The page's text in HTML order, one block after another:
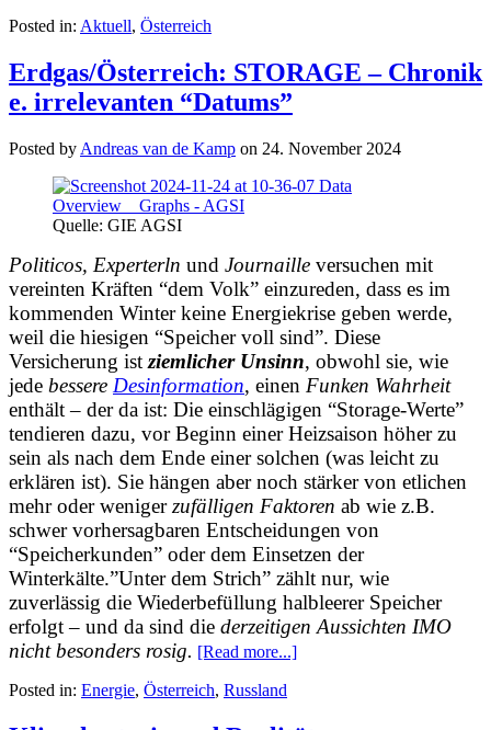
Posted in: Aktuell, Österreich
Erdgas/Österreich: STORAGE – Chronik
e. irrelevanten “Datums”
Posted by Andreas van de Kamp on 24. November 2024
Quelle: GIE AGSI
Politicos, Experterln und Journaille versuchen mit
vereinten Kräften “dem Volk” einzureden, dass es im
kommenden Winter keine Energiekrise geben werde,
weil die hiesigen “Speicher voll sind”. Diese
Versicherung ist ziemlicher Unsinn, obwohl sie, wie
jede bessere Desinformation, einen Funken Wahrheit
enthält – der da ist: Die einschlägigen “Storage-Werte”
tendieren dazu, vor Beginn einer Heizsaison höher zu
sein als nach dem Ende einer solchen (was leicht zu
erklären ist). Sie hängen aber noch stärker von etlichen
mehr oder wenigerzufälligen Faktoren ab wie z.B.
schwer vorhersagbaren Entscheidungen von
“Speicherkunden” oder dem Einsetzen der
Winterkälte.”Unter dem Strich” zählt nur, wie
zuverlässig die Wiederbefüllung halbleerer Speicher
erfolgt – und da sind die derzeitigen Aussichten IMO
nicht besonders rosig. [Read more...]
Posted in: Energie, Österreich, Russland